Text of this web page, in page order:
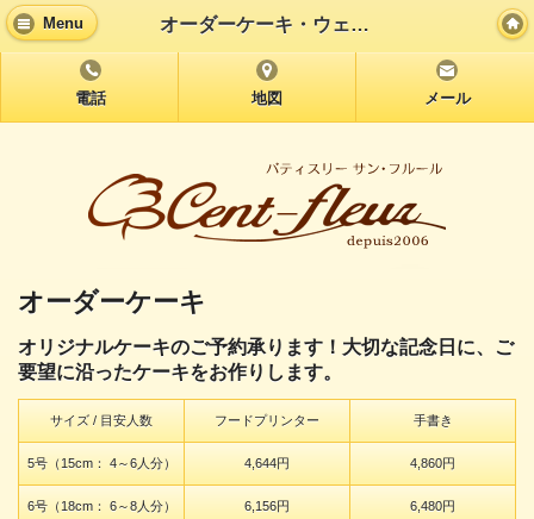
Menu オーダーケーキ・ウェディングケーキ
電話 地図 メール
オーダーケーキ
オリジナルケーキのご予約承ります！大切な記念日に、ご
要望に沿ったケーキをお作りします。
サイズ / 目安人数 フードプリンター 手書き
5号（15cm： 4～6人分） 4,644円 4,860円
6号（18cm： 6～8人分） 6,156円 6,480円